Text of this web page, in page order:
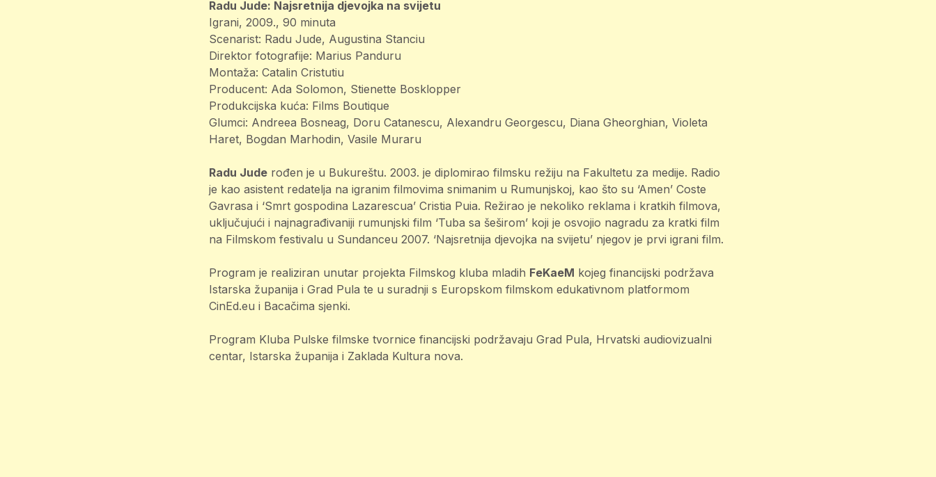
Radu Jude: Najsretnija djevojka na svijetu
Igrani, 2009., 90 minuta
Scenarist: Radu Jude, Augustina Stanciu
Direktor fotografije: Marius Panduru
Montaža: Catalin Cristutiu
Producent: Ada Solomon, Stienette Bosklopper
Produkcijska kuća: Films Boutique
Glumci: Andreea Bosneag, Doru Catanescu, Alexandru Georgescu, Diana Gheorghian, Violeta
Haret, Bogdan Marhodin, Vasile Muraru
Radu Jude rođen je u Bukureštu. 2003. je diplomirao filmsku režiju na Fakultetu za medije. Radio
je kao asistent redatelja na igranim filmovima snimanim u Rumunjskoj, kao što su ‘Amen’ Coste
Gavrasa i ‘Smrt gospodina Lazarescua’ Cristia Puia. Režirao je nekoliko reklama i kratkih filmova,
uključujući i najnagrađivaniji rumunjski film ‘Tuba sa šeširom’ koji je osvojio nagradu za kratki film
na Filmskom festivalu u Sundanceu 2007. ‘Najsretnija djevojka na svijetu’ njegov je prvi igrani film.
Program je realiziran unutar projekta Filmskog kluba mladih FeKaeM kojeg financijski podržava
Istarska županija i Grad Pula te u suradnji s Europskom filmskom edukativnom platformom
CinEd.eu i Bacačima sjenki.
Program Kluba Pulske filmske tvornice financijski podržavaju Grad Pula, Hrvatski audiovizualni
centar, Istarska županija i Zaklada Kultura nova.